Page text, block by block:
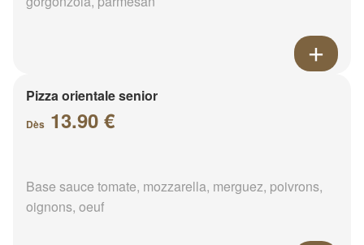
Pizza orientale senior
Dès 13.90 €
Base sauce tomate, mozzarella, merguez, poivrons,
oignons, oeuf